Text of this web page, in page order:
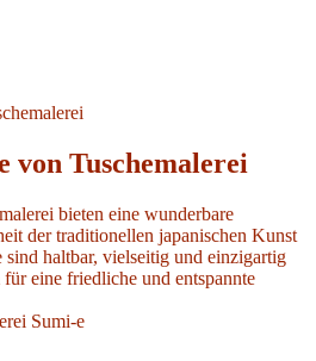
von Tuschemalerei
Sumi-e